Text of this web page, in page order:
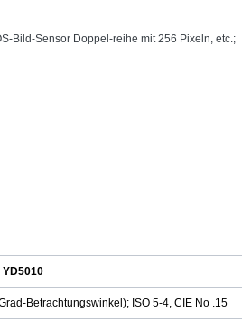
Bild-Sensor Doppel-reihe mit 256 Pixeln, etc.;
YD5010
Betrachtungswinkel); ISO 5-4, CIE No .15